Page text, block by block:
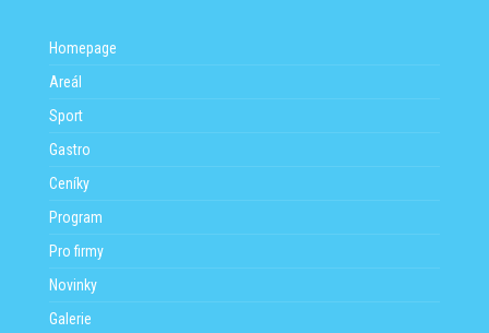
jste vítáni k posezení v přilehlém baru.
Homepage
Areál
Sport
Gastro
Ceníky
Program
Pro firmy
Novinky
Galerie